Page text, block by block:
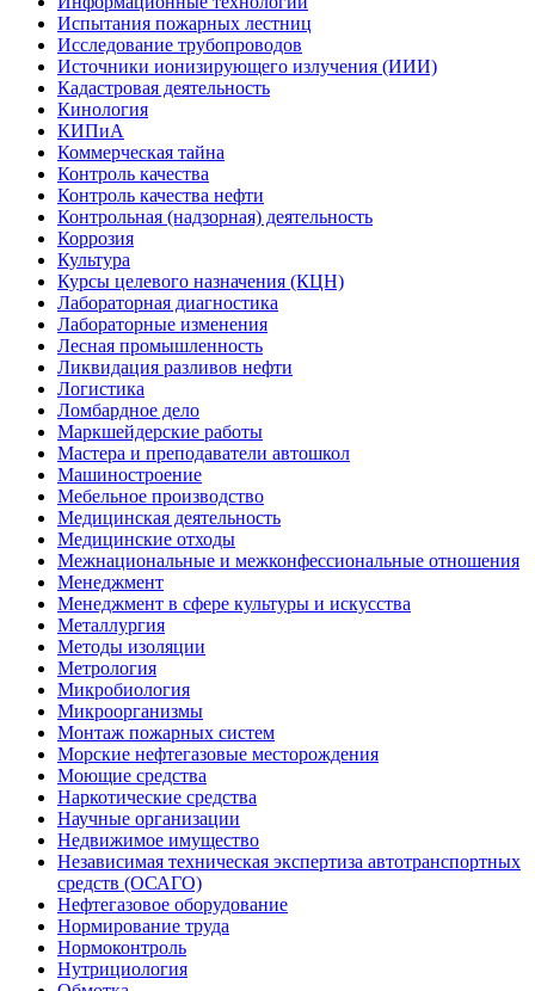
Испытания пожарных лестниц
Исследование трубопроводов
Источники ионизирующего излучения (ИИИ)
Кадастровая деятельность
Кинология
КИПиА
Коммерческая тайна
Контроль качества
Контроль качества нефти
Контрольная (надзорная) деятельность
Коррозия
Культура
Курсы целевого назначения (КЦН)
Лабораторная диагностика
Лабораторные изменения
Лесная промышленность
Ликвидация разливов нефти
Логистика
Ломбардное дело
Маркшейдерские работы
Мастера и преподаватели автошкол
Машиностроение
Мебельное производство
Медицинская деятельность
Медицинские отходы
Межнациональные и межконфессиональные отношения
Менеджмент
Менеджмент в сфере культуры и искусства
Металлургия
Методы изоляции
Метрология
Микробиология
Микроорганизмы
Монтаж пожарных систем
Морские нефтегазовые месторождения
Моющие средства
Наркотические средства
Научные организации
Недвижимое имущество
Независимая техническая экспертиза автотранспортных
средств (ОСАГО)
Нефтегазовое оборудование
Нормирование труда
Нормоконтроль
Нутрициология